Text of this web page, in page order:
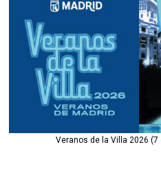
Veranos de la Villa 2026